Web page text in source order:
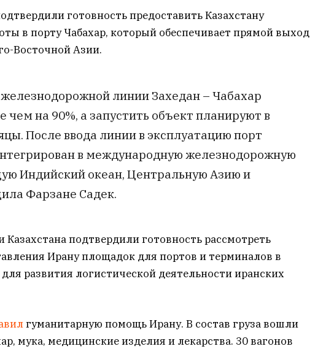
готовность предоставить Казахстану
в порту Чабахар, который обеспечивает прямой выход
Восточной Азии.
железнодорожной линии Захедан – Чабахар
чем на 90%, а запустить объект планируют в
После ввода линии в эксплуатацию порт
в международную железнодорожную
Индийский океан, Центральную Азию и
Фарзане Садек.
Казахстана подтвердили готовность рассмотреть
Ирану площадок для портов и терминалов в
развития логистической деятельности иранских
гуманитарную помощь Ирану. В состав груза вошли
мука, медицинские изделия и лекарства. 30 вагонов